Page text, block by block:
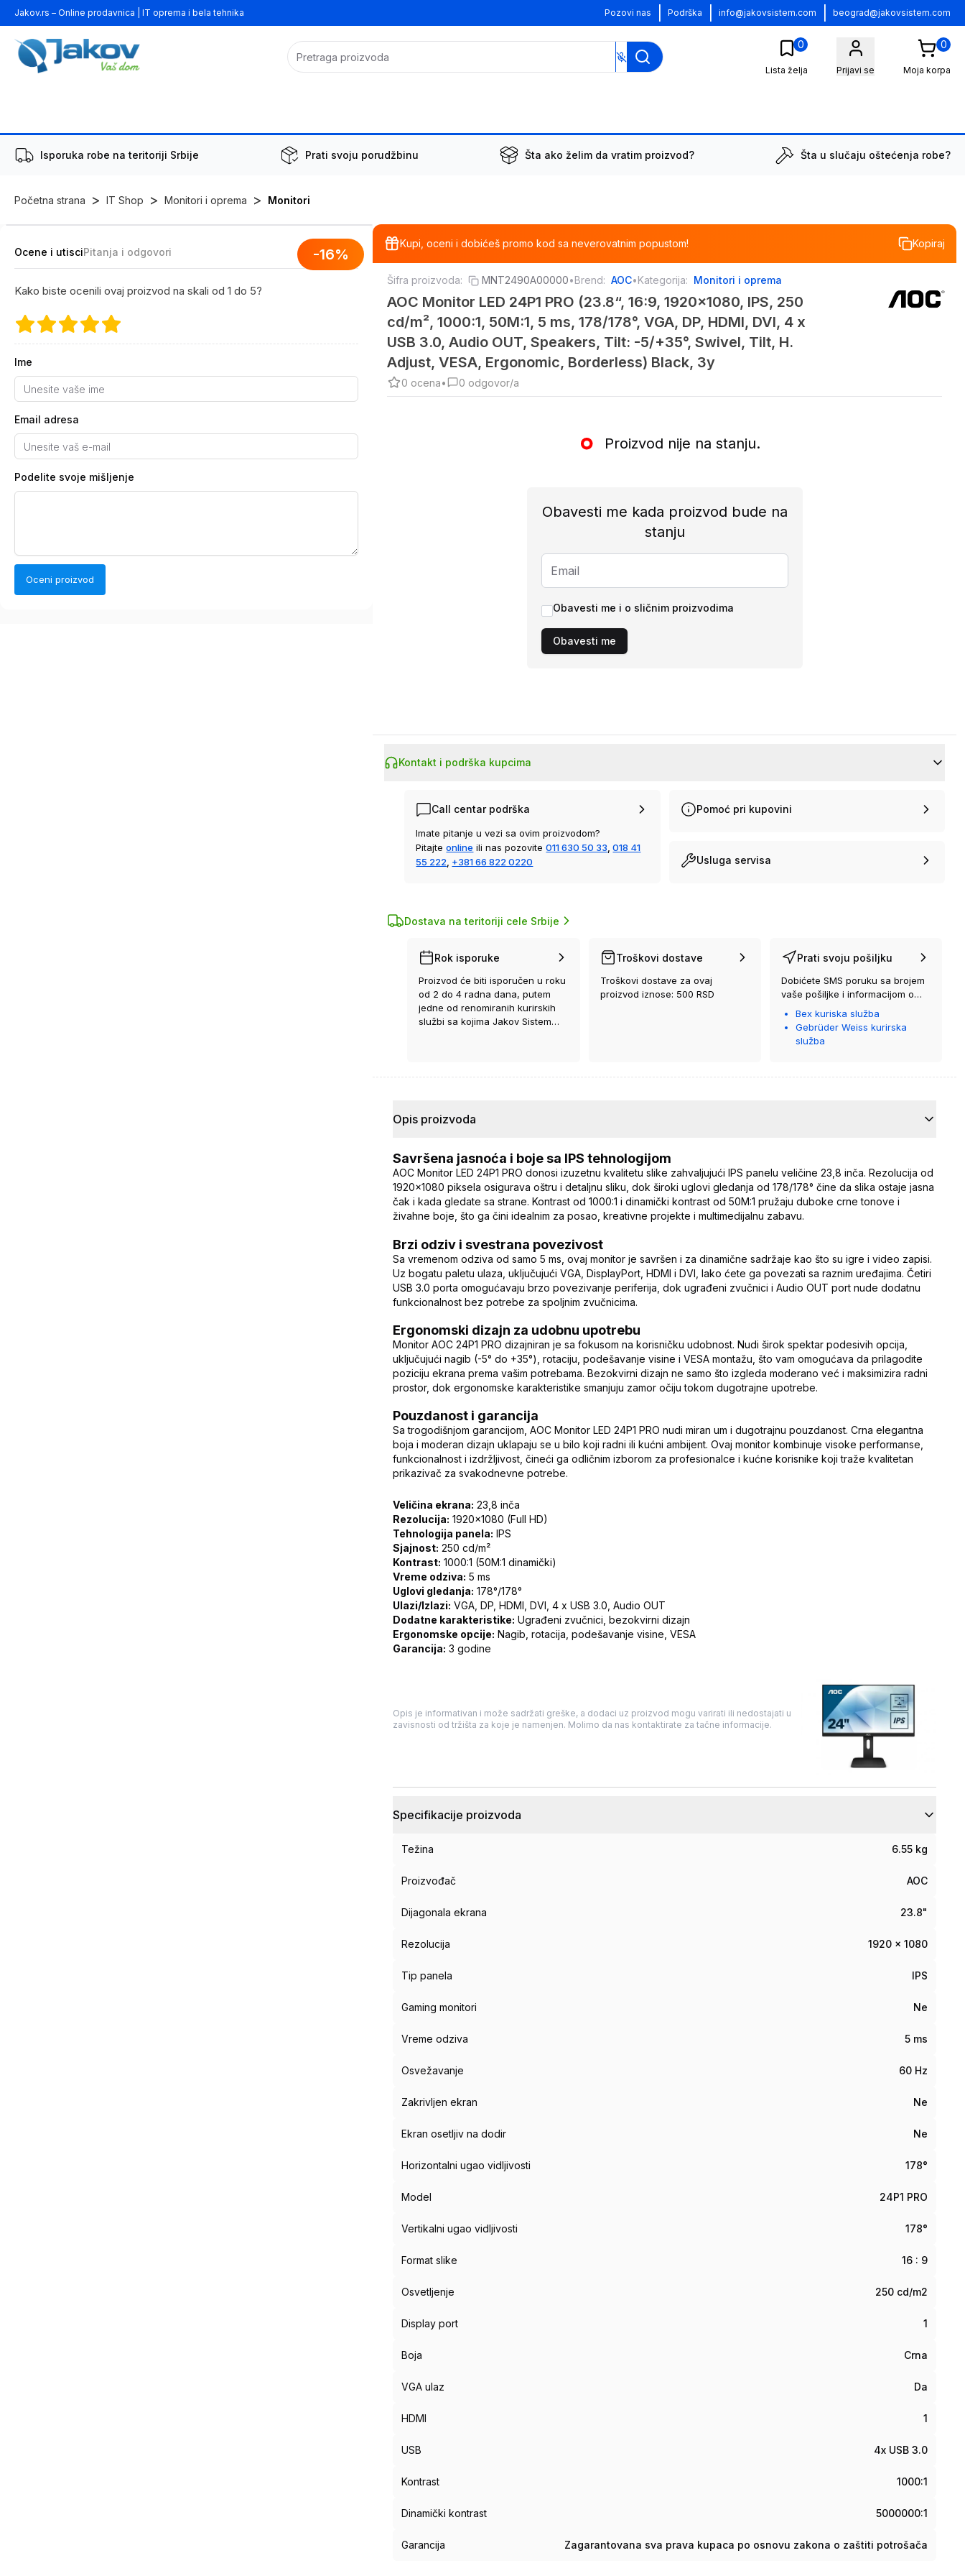
Jakov.rs – Online prodavnica | IT oprema i bela tehnika Pozovi nas Podrška info@jakovsistem.com beograd@jakovsistem.com
0
Lista želja Prijavi se
0
Moja korpa
Isporuka robe na teritoriji Srbije Prati svoju porudžbinu Šta ako želim da vratim proizvod? Šta u slučaju oštećenja robe?
Početna strana > IT Shop > Monitori i oprema > Monitori
-16%
Ocene i utisciPitanja i odgovori
Kako biste ocenili ovaj proizvod na skali od 1 do 5?
Ime
Email adresa
Podelite svoje mišljenje
Oceni proizvod
Kupi, oceni i dobićeš promo kod sa neverovatnim popustom! Kopiraj
Šifra proizvoda: MNT2490A00000•Brend: AOC•Kategorija: Monitori i oprema
AOC Monitor LED 24P1 PRO (23.8“, 16:9, 1920x1080, IPS, 250
cd/m², 1000:1, 50M:1, 5 ms, 178/178°, VGA, DP, HDMI, DVI, 4 x
USB 3.0, Audio OUT, Speakers, Tilt: -5/+35°, Swivel, Tilt, H.
Adjust, VESA, Ergonomic, Borderless) Black, 3y
0 ocena• 0 odgovor/a
Proizvod nije na stanju.
Obavesti me kada proizvod bude na
stanju
Obavesti me i o sličnim proizvodima
Obavesti me
Kontakt i podrška kupcima
Call centar podrška
Imate pitanje u vezi sa ovim proizvodom?
Pitajte online ili nas pozovite 011 630 50 33 018 41
55 222 +381 66 822 0220
Pomoć pri kupovini
Usluga servisa
Dostava na teritoriji cele Srbije
Rok isporuke
Proizvod će biti isporučen u roku
od 2 do 4 radna dana, putem
jedne od renomiranih kurirskih
službi sa kojima Jakov Sistem
Troškovi dostave
Troškovi dostave za ovaj
proizvod iznose: 500 RSD
Prati svoju pošiljku
Dobićete SMS poruku sa brojem
vaše pošiljke i informacijom o
kurirskoj službi koja će vam je
Bex kuriska služba
Gebrüder Weiss kurirska
služba
Opis proizvoda
Savršena jasnoća i boje sa IPS tehnologijom
AOC Monitor LED 24P1 PRO donosi izuzetnu kvalitetu slike zahvaljujući IPS panelu veličine 23,8 inča. Rezolucija od
1920x1080 piksela osigurava oštru i detaljnu sliku, dok široki uglovi gledanja od 178/178° čine da slika ostaje jasna
čak i kada gledate sa strane. Kontrast od 1000:1 i dinamički kontrast od 50M:1 pružaju duboke crne tonove i
živahne boje, što ga čini idealnim za posao, kreativne projekte i multimedijalnu zabavu.
Brzi odziv i svestrana povezivost
Sa vremenom odziva od samo 5 ms, ovaj monitor je savršen i za dinamične sadržaje kao što su igre i video zapisi.
Uz bogatu paletu ulaza, uključujući VGA, DisplayPort, HDMI i DVI, lako ćete ga povezati sa raznim uređajima. Četiri
USB 3.0 porta omogućavaju brzo povezivanje periferija, dok ugrađeni zvučnici i Audio OUT port nude dodatnu
funkcionalnost bez potrebe za spoljnim zvučnicima.
Ergonomski dizajn za udobnu upotrebu
Monitor AOC 24P1 PRO dizajniran je sa fokusom na korisničku udobnost. Nudi širok spektar podesivih opcija,
uključujući nagib (-5° do +35°), rotaciju, podešavanje visine i VESA montažu, što vam omogućava da prilagodite
poziciju ekrana prema vašim potrebama. Bezokvirni dizajn ne samo što izgleda moderano već i maksimizira radni
prostor, dok ergonomske karakteristike smanjuju zamor očiju tokom dugotrajne upotrebe.
Pouzdanost i garancija
Sa trogodišnjom garancijom, AOC Monitor LED 24P1 PRO nudi miran um i dugotrajnu pouzdanost. Crna elegantna
boja i moderan dizajn uklapaju se u bilo koji radni ili kućni ambijent. Ovaj monitor kombinuje visoke performanse,
funkcionalnost i izdržljivost, čineći ga odličnim izborom za profesionalce i kućne korisnike koji traže kvalitetan
prikazivač za svakodnevne potrebe.
Veličina ekrana: 23,8 inča
Rezolucija: 1920x1080 (Full HD)
Tehnologija panela: IPS
Sjajnost: 250 cd/m²
Kontrast: 1000:1 (50M:1 dinamički)
Vreme odziva: 5 ms
Uglovi gledanja: 178°/178°
Ulazi/Izlazi: VGA, DP, HDMI, DVI, 4 x USB 3.0, Audio OUT
Dodatne karakteristike: Ugrađeni zvučnici, bezokvirni dizajn
Ergonomske opcije: Nagib, rotacija, podešavanje visine, VESA
Garancija: 3 godine
Opis je informativan i može sadržati greške, a dodaci uz proizvod mogu varirati ili nedostajati u
zavisnosti od tržišta za koje je namenjen. Molimo da nas kontaktirate za tačne informacije.
Specifikacije proizvoda
Težina 6.55 kg
Proizvođač AOC
Dijagonala ekrana 23.8"
Rezolucija 1920 x 1080
Tip panela IPS
Gaming monitori Ne
Vreme odziva 5 ms
Osvežavanje 60 Hz
Zakrivljen ekran Ne
Ekran osetljiv na dodir Ne
Horizontalni ugao vidljivosti 178°
Model 24P1 PRO
Vertikalni ugao vidljivosti 178°
Format slike 16 : 9
Osvetljenje 250 cd/m2
Display port 1
Boja Crna
VGA ulaz Da
HDMI 1
USB 4x USB 3.0
Kontrast 1000:1
Dinamički kontrast 5000000:1
Garancija Zagarantovana sva prava kupaca po osnovu zakona o zaštiti potrošača